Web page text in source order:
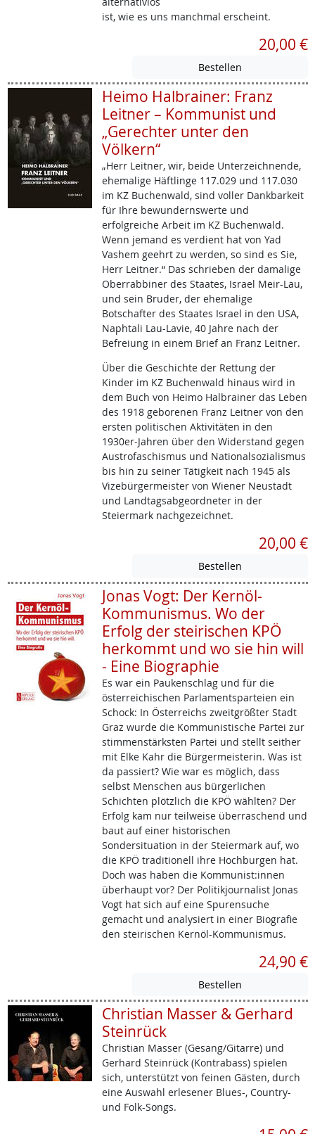
ist, wie es uns manchmal erscheint.
20,00 €
Heimo Halbrainer: Franz
Leitner – Kommunist und
„Gerechter unter den
Völkern“
„Herr Leitner, wir, beide Unterzeichnende,
ehemalige Häftlinge 117.029 und 117.030
im KZ Buchenwald, sind voller Dankbarkeit
für Ihre bewundernswerte und
erfolgreiche Arbeit im KZ Buchenwald.
Wenn jemand es verdient hat von Yad
Vashem geehrt zu werden, so sind es Sie,
Herr Leitner.“ Das schrieben der damalige
Oberrabbiner des Staates, Israel Meir-Lau,
und sein Bruder, der ehemalige
Botschafter des Staates Israel in den USA,
Naphtali Lau-Lavie, 40 Jahre nach der
Befreiung in einem Brief an Franz Leitner.
Über die Geschichte der Rettung der
Kinder im KZ Buchenwald hinaus wird in
dem Buch von Heimo Halbrainer das Leben
des 1918 geborenen Franz Leitner von den
ersten politischen Aktivitäten in den
1930er-Jahren über den Widerstand gegen
Austrofaschismus und Nationalsozialismus
bis hin zu seiner Tätigkeit nach 1945 als
Vizebürgermeister von Wiener Neustadt
und Landtagsabgeordneter in der
Steiermark nachgezeichnet.
20,00 €
Jonas Vogt: Der Kernöl-
Kommunismus. Wo der
Erfolg der steirischen KPÖ
herkommt und wo sie hin will
- Eine Biographie
Es war ein Paukenschlag und für die
österreichischen Parlamentsparteien ein
Schock: In Österreichs zweitgrößter Stadt
Graz wurde die Kommunistische Partei zur
stimmenstärksten Partei und stellt seither
mit Elke Kahr die Bürgermeisterin. Was ist
da passiert? Wie war es möglich, dass
selbst Menschen aus bürgerlichen
Schichten plötzlich die KPÖ wählten? Der
Erfolg kam nur teilweise überraschend und
baut auf einer historischen
Sondersituation in der Steiermark auf, wo
die KPÖ traditionell ihre Hochburgen hat.
Doch was haben die Kommunist:innen
überhaupt vor? Der Politikjournalist Jonas
Vogt hat sich auf eine Spurensuche
gemacht und analysiert in einer Biografie
den steirischen Kernöl-Kommunismus.
24,90 €
Christian Masser & Gerhard
Steinrück
Christian Masser (Gesang/Gitarre) und
Gerhard Steinrück (Kontrabass) spielen
sich, unterstützt von feinen Gästen, durch
eine Auswahl erlesener Blues-, Country-
und Folk-Songs.